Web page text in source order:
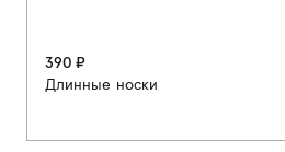
390 ₽
Длинные носки